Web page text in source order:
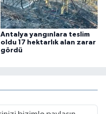
Antalya yangınlara teslim
oldu 17 hektarlık alan zarar
gördü